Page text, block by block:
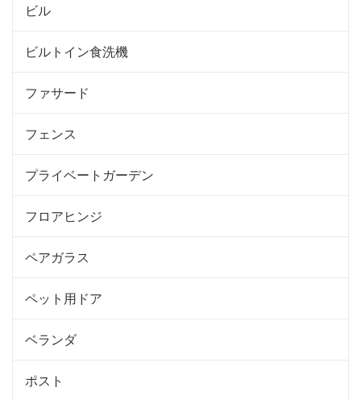
ビル
ビルトイン食洗機
ファサード
フェンス
プライベートガーデン
フロアヒンジ
ペアガラス
ペット用ドア
ベランダ
ポスト